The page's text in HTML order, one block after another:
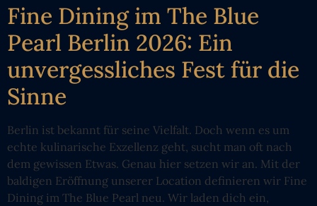
Fine Dining im The Blue
Pearl Berlin 2026: Ein
unvergessliches Fest für die
Sinne
Berlin ist bekannt für seine Vielfalt. Doch wenn es um
echte kulinarische Exzellenz geht, sucht man oft nach
dem gewissen Etwas. Genau hier setzen wir an. Mit der
baldigen Eröffnung unserer Location definieren wir Fine
Dining im The Blue Pearl neu. Wir laden dich ein,